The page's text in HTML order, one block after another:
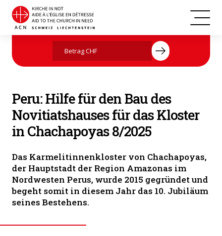
Peru
Jetzt mit Ihrer Spende helfen
Peru: Hilfe für den Bau des
Novitiatshauses für das Kloster
in Chachapoyas 8/2025
Das Karmelitinnenkloster von Chachapoyas,
der Hauptstadt der Region Amazonas im
Nordwesten Perus, wurde 2015 gegründet und
begeht somit in diesem Jahr das 10. Jubiläum
seines Bestehens.